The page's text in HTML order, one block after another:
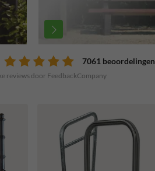
7061 beoordelingen
reviews door FeedbackCompany